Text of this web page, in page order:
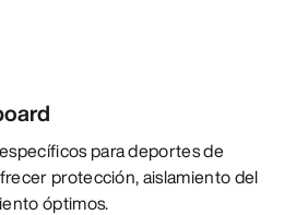
para deportes de
protección, aislamiento del
óptimos.